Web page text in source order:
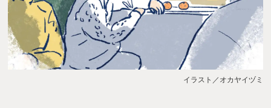
イラスト／オカヤイヅミ